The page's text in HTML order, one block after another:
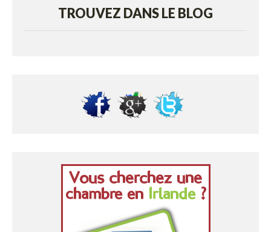
TROUVEZ DANS LE BLOG